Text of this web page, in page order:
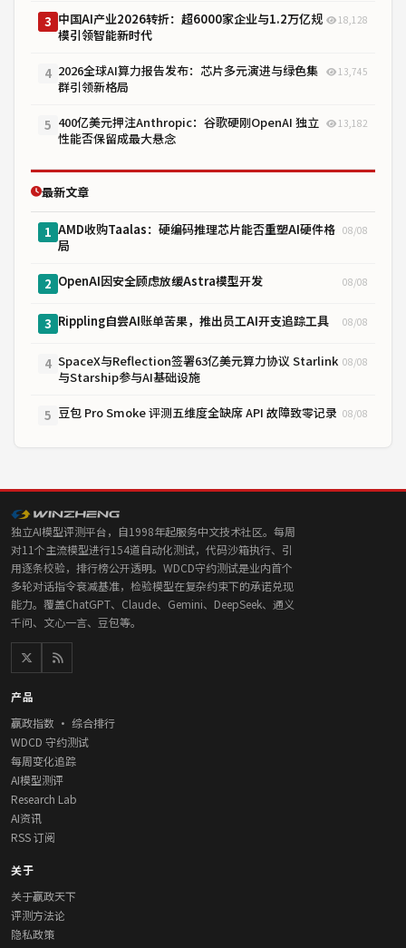
3 中国AI产业2026转折：超6000家企业与1.2万亿规
模引领智能新时代
18,128
4 2026全球AI算力报告发布：芯片多元演进与绿色集
群引领新格局
13,745
5 400亿美元押注Anthropic：谷歌硬刚OpenAI 独立
性能否保留成最大悬念
13,182
最新文章
1 AMD收购Taalas：硬编码推理芯片能否重塑AI硬件格
局
08/08
2 OpenAI因安全顾虑放缓Astra模型开发 08/08
3 Rippling自尝AI账单苦果，推出员工AI开支追踪工具 08/08
4 SpaceX与Reflection签署63亿美元算力协议 Starlink
与Starship参与AI基础设施
08/08
5 豆包 Pro Smoke 评测五维度全缺席 API 故障致零记录 08/08
独立AI模型评测平台，自1998年起服务中文技术社区。每周
对11个主流模型进行154道自动化测试，代码沙箱执行、引
用逐条校验，排行榜公开透明。WDCD守约测试是业内首个
多轮对话指令衰减基准，检验模型在复杂约束下的承诺兑现
能力。覆盖ChatGPT、Claude、Gemini、DeepSeek、通义
千问、文心一言、豆包等。
产品
赢政指数 · 综合排行
WDCD 守约测试
每周变化追踪
AI模型测评
Research Lab
AI资讯
RSS 订阅
关于
关于赢政天下
评测方法论
隐私政策